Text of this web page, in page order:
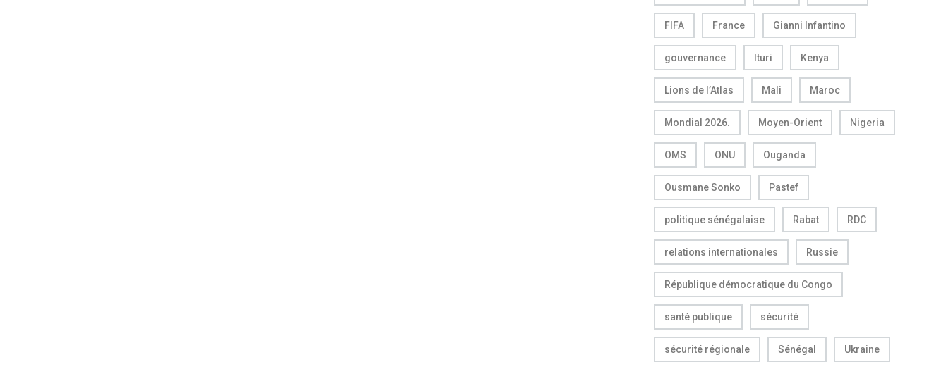
FIFA France Gianni Infantino
gouvernance Ituri Kenya
Lions de l’Atlas Mali Maroc
Mondial 2026. Moyen-Orient Nigeria
OMS ONU Ouganda
Ousmane Sonko Pastef
politique sénégalaise Rabat RDC
relations internationales Russie
République démocratique du Congo
santé publique sécurité
sécurité régionale Sénégal Ukraine